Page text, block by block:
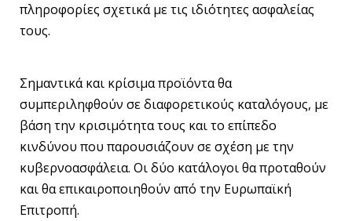
πληροφορίες σχετικά με τις ιδιότητες ασφαλείας
τους.
Σημαντικά και κρίσιμα προϊόντα θα
συμπεριληφθούν σε διαφορετικούς καταλόγους, με
βάση την κρισιμότητα τους και το επίπεδο
κινδύνου που παρουσιάζουν σε σχέση με την
κυβερνοασφάλεια. Οι δύο κατάλογοι θα προταθούν
και θα επικαιροποιηθούν από την Ευρωπαϊκή
Επιτροπή.